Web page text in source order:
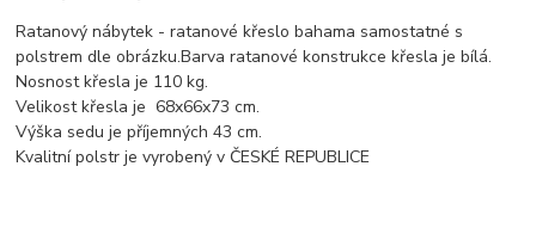
Ratanový nábytek - ratanové křeslo bahama samostatné s
polstrem dle obrázku.Barva ratanové konstrukce křesla je bílá.
Nosnost křesla je 110 kg.
Velikost křesla je 68x66x73 cm.
Výška sedu je příjemných 43 cm.
Kvalitní polstr je vyrobený v ČESKÉ REPUBLICE